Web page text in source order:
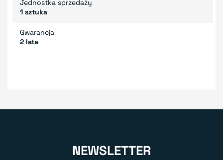
Jednostka sprzedaży
1 sztuka
Gwarancja
2 lata
NEWSLETTER